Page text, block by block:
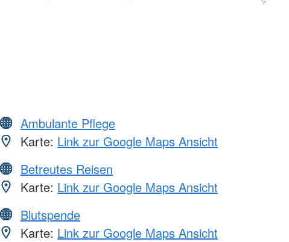
Ambulante Pflege
Karte: Link zur Google Maps Ansicht
Betreutes Reisen
Karte: Link zur Google Maps Ansicht
Blutspende
Karte: Link zur Google Maps Ansicht